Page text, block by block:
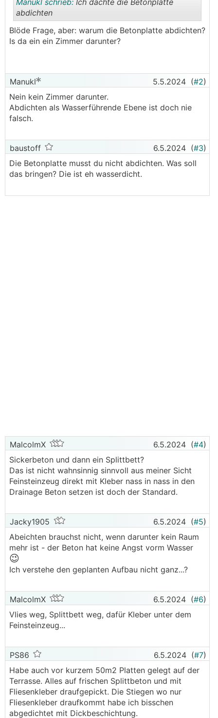
..
Manukl schrieb: Ich dachte die Betonplatte
abdichten
Blöde Frage, aber: warum die Betonplatte abdichten?
Is da ein ein Zimmer darunter?
Manukl 5.5.2024 (#2)
Nein kein Zimmer darunter.
Abdichten als Wasserführende Ebene ist doch nie
falsch.
baustoff 6.5.2024 (#3)
Die Betonplatte musst du nicht abdichten. Was soll
das bringen? Die ist eh wasserdicht.
MalcolmX 6.5.2024 (#4)
Sickerbeton und dann ein Splittbett?
Das ist nicht wahnsinnig sinnvoll aus meiner Sicht
Feinsteinzeug direkt mit Kleber nass in nass in den
Drainage Beton setzen ist doch der Standard.
Jacky1905 6.5.2024 (#5)
Abeichten brauchst nicht, wenn darunter kein Raum
mehr ist - der Beton hat keine Angst vorm Wasser
😉
Ich verstehe den geplanten Aufbau nicht ganz...?
MalcolmX 6.5.2024 (#6)
Vlies weg, Splittbett weg, dafür Kleber unter dem
Feinsteinzeug...
PS86 6.5.2024 (#7)
Habe auch vor kurzem 50m2 Platten gelegt auf der
Terrasse. Alles auf frischen Splittbeton und mit
Fliesenkleber draufgepickt. Die Stiegen wo nur
Fliesenkleber draufkommt habe ich bisschen
abgedichtet mit Dickbeschichtung.